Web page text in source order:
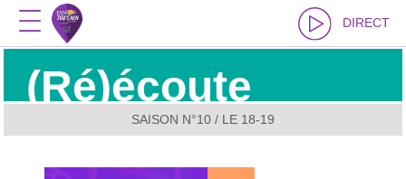
DIRECT
(Ré)écoute
SAISON N°10 / LE 18-19